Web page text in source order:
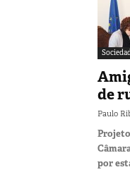
de
Paulo
por